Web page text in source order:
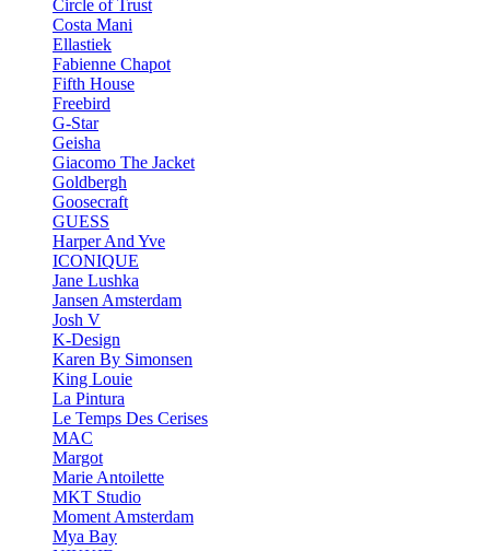
Circle of Trust
Costa Mani
Ellastiek
Fabienne Chapot
Fifth House
Freebird
G-Star
Geisha
Giacomo The Jacket
Goldbergh
Goosecraft
GUESS
Harper And Yve
ICONIQUE
Jane Lushka
Jansen Amsterdam
Josh V
K-Design
Karen By Simonsen
King Louie
La Pintura
Le Temps Des Cerises
MAC
Margot
Marie Antoilette
MKT Studio
Moment Amsterdam
Mya Bay